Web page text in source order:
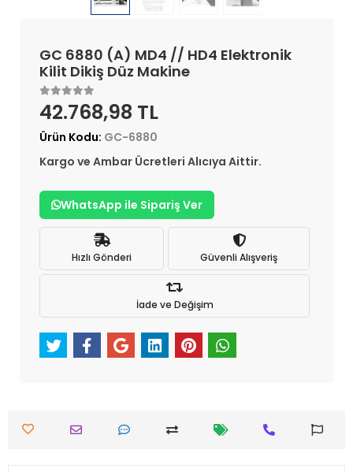
GC 6880 (A) MD4 // HD4 Elektronik
Kilit Dikiş Düz Makine
42.768,98 TL
Ürün Kodu: GC-6880
Kargo ve Ambar Ücretleri Alıcıya Aittir.
WhatsApp ile Sipariş Ver
Hızlı Gönderi Güvenli Alışveriş
İade ve Değişim